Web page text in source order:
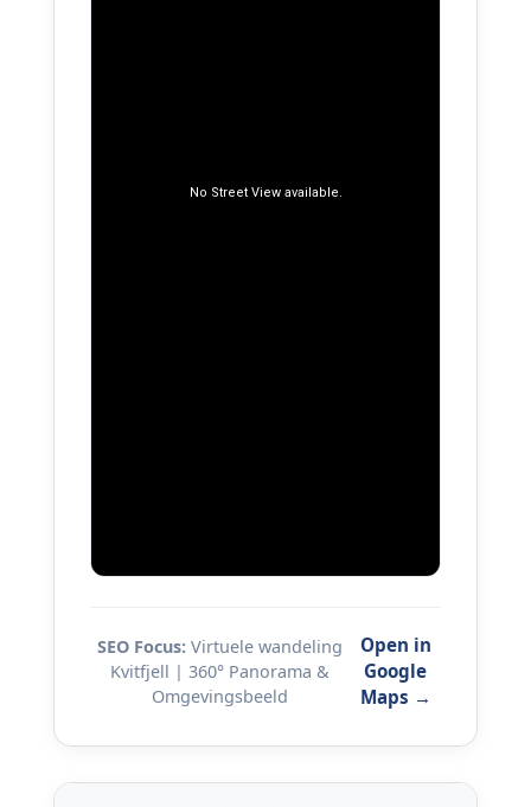
SEO Focus: Virtuele wandeling
Kvitfjell | 360° Panorama &
Omgevingsbeeld
Open in
Google
Maps →